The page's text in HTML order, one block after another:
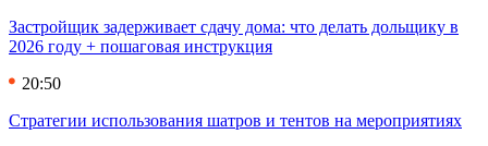
Застройщик задерживает сдачу дома: что делать дольщику в
2026 году + пошаговая инструкция
20:50
Стратегии использования шатров и тентов на мероприятиях